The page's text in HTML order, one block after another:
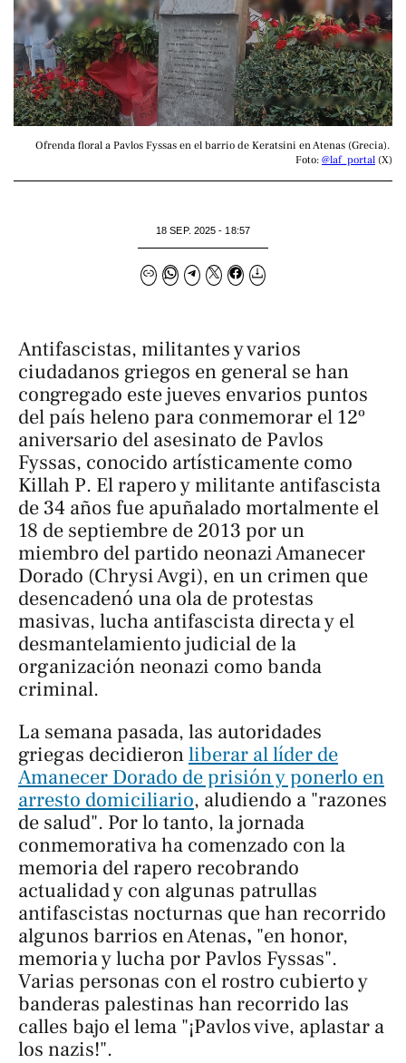
Ofrenda floral a Pavlos Fyssas en el barrio de Keratsini en Atenas (Grecia).
Foto: @laf_portal (X)
18 SEP. 2025 - 18:57
Antifascistas, militantes y varios
ciudadanos griegos en general se han
congregado este jueves envarios puntos
del país heleno para conmemorar el 12º
aniversario del asesinato de Pavlos
Fyssas, conocido artísticamente como
Killah P. El rapero y militante antifascista
de 34 años fue apuñalado mortalmente el
18 de septiembre de 2013 por un
miembro del partido neonazi Amanecer
Dorado (Chrysi Avgi), en un crimen que
desencadenó una ola de protestas
masivas, lucha antifascista directa y el
desmantelamiento judicial de la
organización neonazi como banda
criminal.
La semana pasada, las autoridades
griegas decidieronliberar al líder de
Amanecer Dorado de prisión y ponerlo en
arresto domiciliario, aludiendo a "razones
de salud". Por lo tanto, la jornada
conmemorativa ha comenzado con la
memoria del rapero recobrando
actualidad y con algunas patrullas
antifascistas nocturnas que han recorrido
algunos barrios en Atenas, "en honor,
memoria y lucha por Pavlos Fyssas".
Varias personas con el rostro cubierto y
banderas palestinas han recorrido las
calles bajo el lema "¡Pavlos vive, aplastar a
los nazis!".